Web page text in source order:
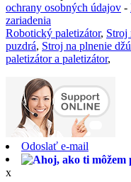
ochrany osobných údajov -
zariadenia
Robotický paletizátor, Stroj
puzdrá, Stroj na plnenie
paletizátor a paletizátor,
Odoslať e-mail
x